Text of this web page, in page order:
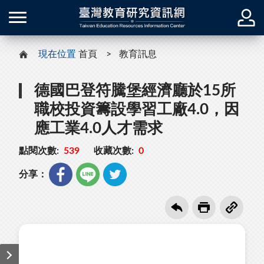
現在位置 首頁 教育訊息
德國巴登符騰堡經濟廳於15所
職校投資籌設學習工廠4.0，因
應工業4.0人才需求
點閱次數: 539 收藏次數: 0
分享：